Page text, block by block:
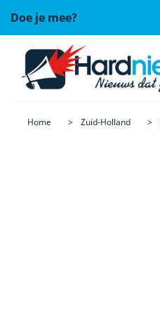
Doe je mee?
Home Zuid-Holland